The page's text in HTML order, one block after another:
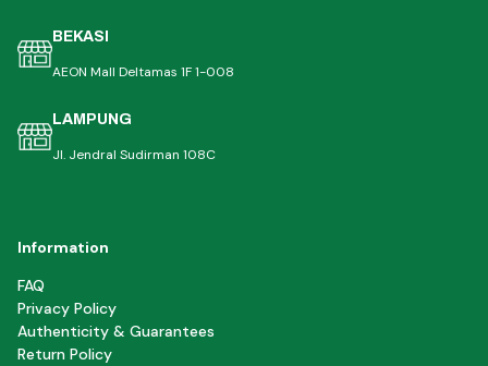
BEKASI
AEON Mall Deltamas 1F 1-008
LAMPUNG
Jl. Jendral Sudirman 108C
Information
FAQ
Privacy Policy
Authenticity & Guarantees
Return Policy